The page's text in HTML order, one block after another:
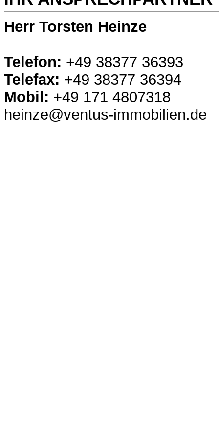
Herr Torsten Heinze
Telefon: +49 38377 36393
Telefax: +49 38377 36394
Mobil: +49 171 4807318
heinze@ventus-immobilien.de